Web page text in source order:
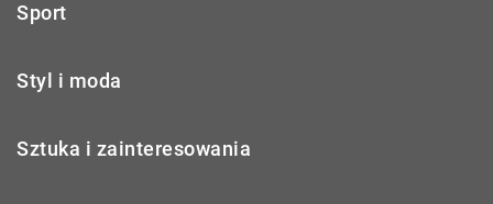
Sport
Styl i moda
Sztuka i zainteresowania